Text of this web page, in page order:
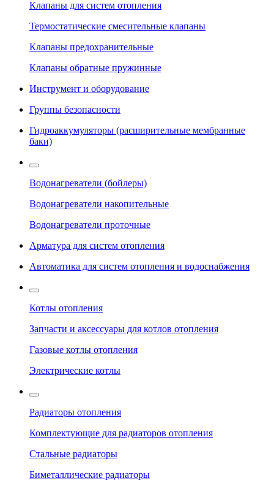
Клапаны для систем отопления
Термостатические смесительные клапаны
Клапаны предохранительные
Клапаны обратные пружинные
Инструмент и оборудование
Группы безопасности
Гидроаккумуляторы (расширительные мембранные
баки)
Водонагреватели (бойлеры)
Водонагреватели накопительные
Водонагреватели проточные
Арматура для систем отопления
Автоматика для систем отопления и водоснабжения
Котлы отопления
Запчасти и аксессуары для котлов отопления
Газовые котлы отопления
Электрические котлы
Радиаторы отопления
Комплектующие для радиаторов отопления
Стальные радиаторы
Биметаллические радиаторы